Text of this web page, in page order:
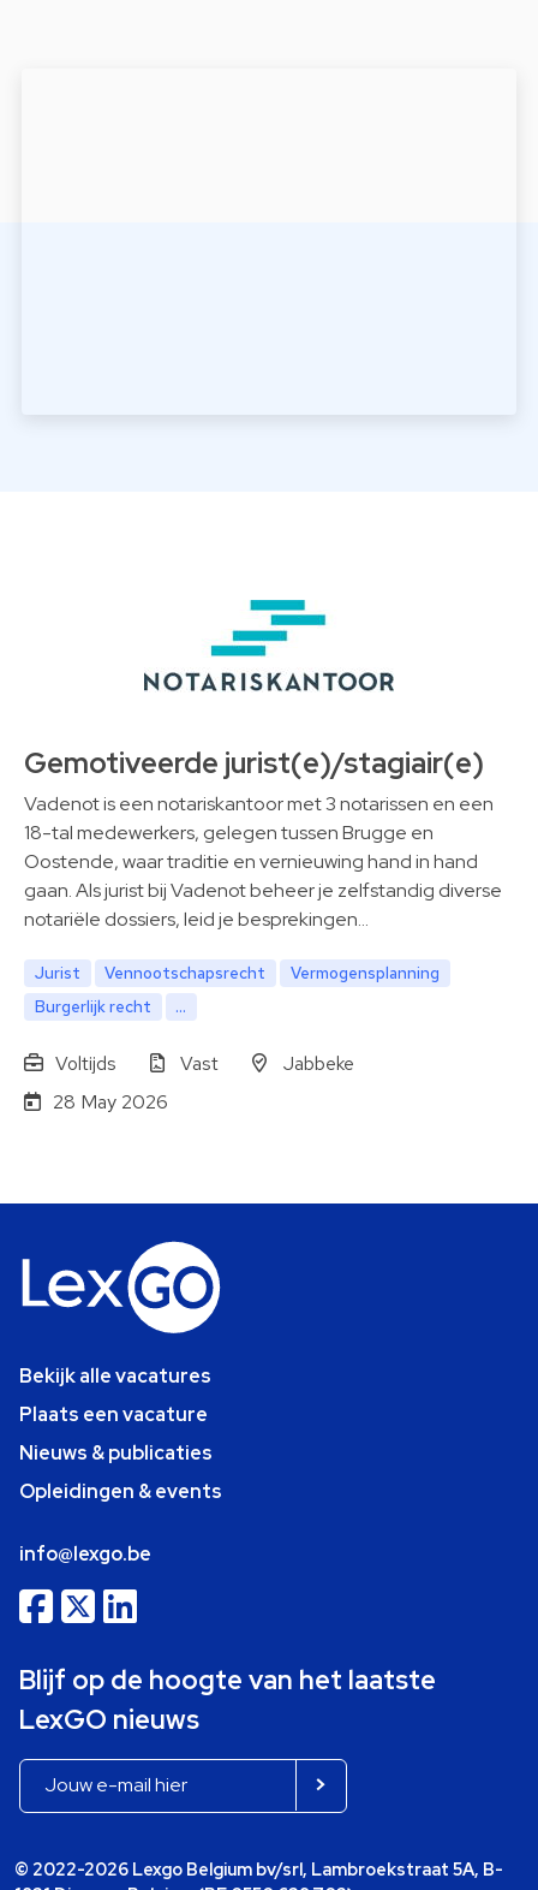
Gemotiveerde jurist(e)/stagiair(e)
Vadenot is een notariskantoor met 3 notarissen en een
18-tal medewerkers, gelegen tussen Brugge en
Oostende, waar traditie en vernieuwing hand in hand
gaan. Als jurist bij Vadenot beheer je zelfstandig diverse
notariële dossiers, leid je besprekingen…
Jurist Vennootschapsrecht
Vermogensplanning
Burgerlijk recht
...
Voltijds Vast
Jabbeke
28 May 2026
Bekijk alle vacatures
Plaats een vacature
Nieuws & publicaties
Opleidingen & events
info@lexgo.be
Blijf op de hoogte van het laatste
LexGO nieuws
© 2022-2026 Lexgo Belgium bv/srl, Lambroekstraat 5A, B-